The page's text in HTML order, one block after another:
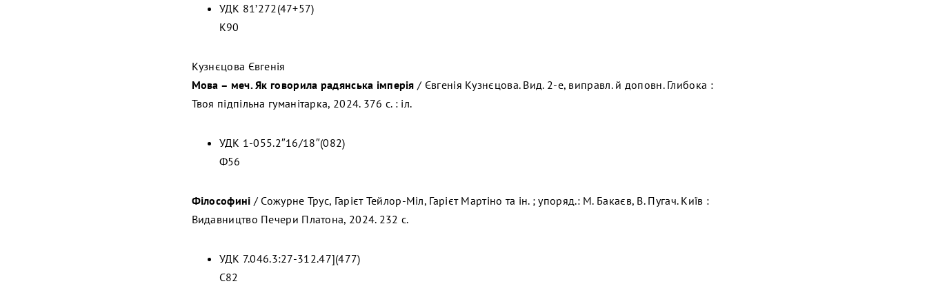
УДК 81’272(47+57)
К90
Кузнєцова Євгенія
Мова – меч. Як говорила радянська імперія / Євгенія Кузнєцова. Вид. 2-е, виправл. й доповн. Глибока :
Твоя підпільна гуманітарка, 2024. 376 с. : іл.
УДК 1-055.2″16/18″(082)
Ф56
Філософині / Сожурне Трус, Гарієт Тейлор-Міл, Гарієт Мартіно та ін. ; упоряд.: М. Бакаєв, В. Пугач. Київ :
Видавництво Печери Платона, 2024. 232 с.
УДК 7.046.3:27-312.47](477)
С82